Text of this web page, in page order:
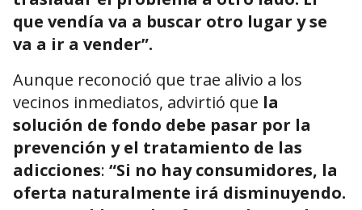
que vendía va a buscar otro lugar y se
va a ir a vender”.
Aunque reconoció que trae alivio a los
vecinos inmediatos, advirtió que la
solución de fondo debe pasar por la
prevención y el tratamiento de las
adicciones: “Si no hay consumidores, la
oferta naturalmente irá disminuyendo.